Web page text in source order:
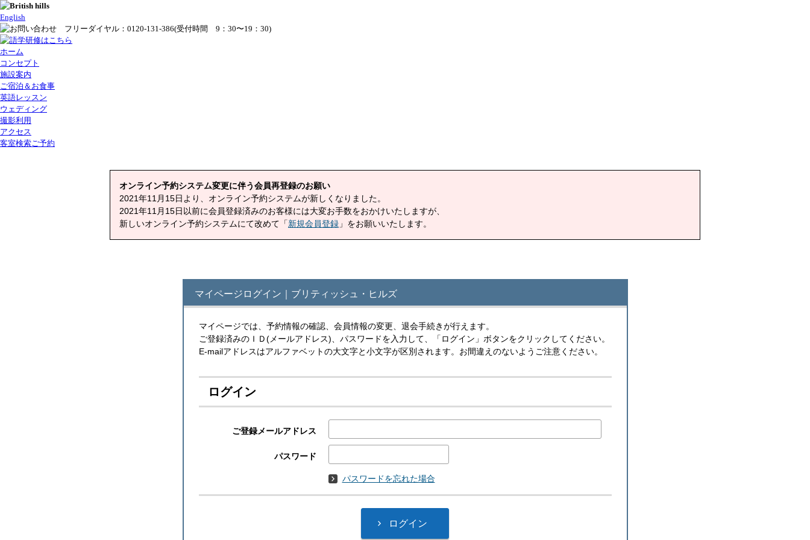
English
ホーム
コンセプト
施設案内
ご宿泊＆お食事
英語レッスン
ウェディング
撮影利用
アクセス
客室検索ご予約
オンライン予約システム変更に伴う会員再登録のお願い
2021年11月15日より、オンライン予約システムが新しくなりました。
2021年11月15日以前に会員登録済みのお客様には大変お手数をおかけいたしますが、
新しいオンライン予約システムにて改めて「新規会員登録 」をお願いいたします。
マイページログイン｜ブリティッシュ・ヒルズ
マイページでは、予約情報の確認、会員情報の変更、退会手続きが行えます。
ご登録済みのＩＤ(メールアドレス)、パスワードを入力して、「ログイン」ボタンをクリックしてください。
E-mailアドレスはアルファベットの大文字と小文字が区別されます。お間違えのないようご注意ください。
ログイン
ご登録メールアドレス
パスワード
パスワードを忘れた場合